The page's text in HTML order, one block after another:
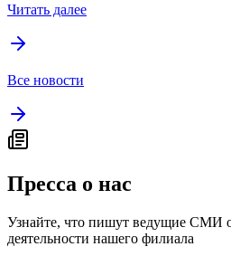
Читать далее
Все новости
Пресса о нас
Узнайте, что пишут ведущие СМИ
деятельности нашего филиала